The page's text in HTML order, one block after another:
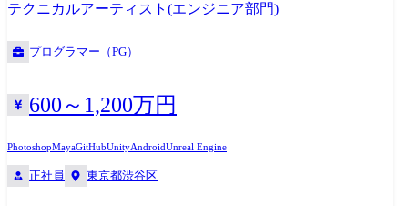
テクニカルアーティスト(エンジニア部門)
プログラマー（PG）
600～1,200万円
PhotoshopMayaGitHubUnityAndroidUnreal Engine
正社員 東京都渋谷区